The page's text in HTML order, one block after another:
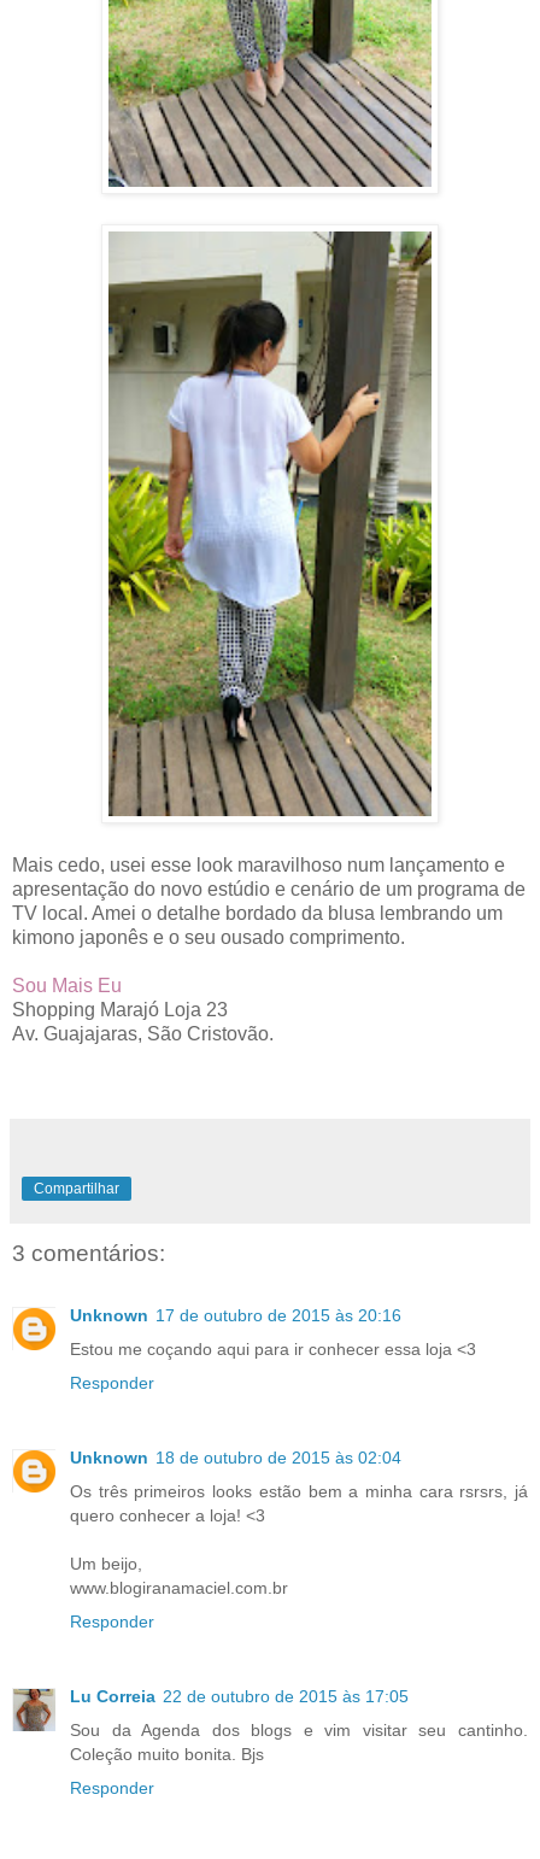
Mais cedo, usei esse look maravilhoso num lançamento e
apresentação do novo estúdio e cenário de um programa de
TV local. Amei o detalhe bordado da blusa lembrando um
kimono japonês e o seu ousado comprimento.
Sou Mais Eu
Shopping Marajó Loja 23
Av. Guajajaras, São Cristovão.
Compartilhar
3 comentários:
Unknown 17 de outubro de 2015 às 20:16
Estou me coçando aqui para ir conhecer essa loja <3
Responder
Unknown 18 de outubro de 2015 às 02:04
Os três primeiros looks estão bem a minha cara rsrsrs, já
quero conhecer a loja! <3
Um beijo,
www.blogiranamaciel.com.br
Responder
Lu Correia 22 de outubro de 2015 às 17:05
Sou da Agenda dos blogs e vim visitar seu cantinho.
Coleção muito bonita. Bjs
Responder